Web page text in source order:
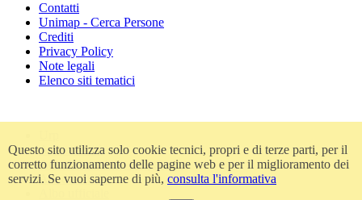
Contatti
Unimap - Cerca Persone
Crediti
Privacy Policy
Note legali
Elenco siti tematici
Accessibilità
Amministrazione trasparente
Atti di notifica
Questo sito utilizza solo cookie tecnici, propri e di terze parti, per il
corretto funzionamento delle pagine web e per il miglioramento dei
servizi. Se vuoi saperne di più, consulta l'informativa